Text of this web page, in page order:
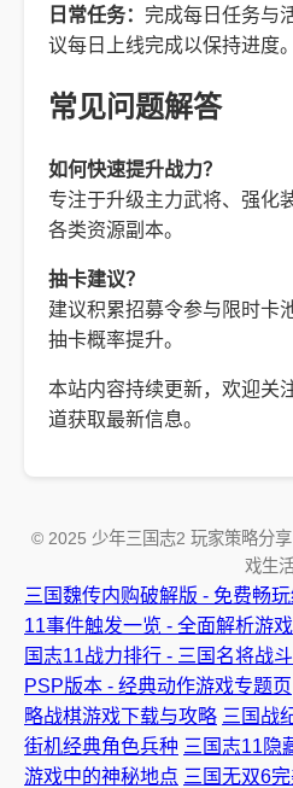
日常任务： 完成每日任务与
议每日上线完成以保持进度。
常见问题解答
如何快速提升战力？
专注于升级主力武将、强化
各类资源副本。
抽卡建议？
建议积累招募令参与限时卡
抽卡概率提升。
本站内容持续更新，欢迎关
道获取最新信息。
© 2025 少年三国志2 玩家策略分
戏生
三国魏传内购破解版 - 免费畅
11事件触发一览 - 全面解析游
国志11战力排行 - 三国名将战
PSP版本 - 经典动作游戏专题页
略战棋游戏下载与攻略 三国战
街机经典角色兵种 三国志11隐
游戏中的神秘地点 三国无双6